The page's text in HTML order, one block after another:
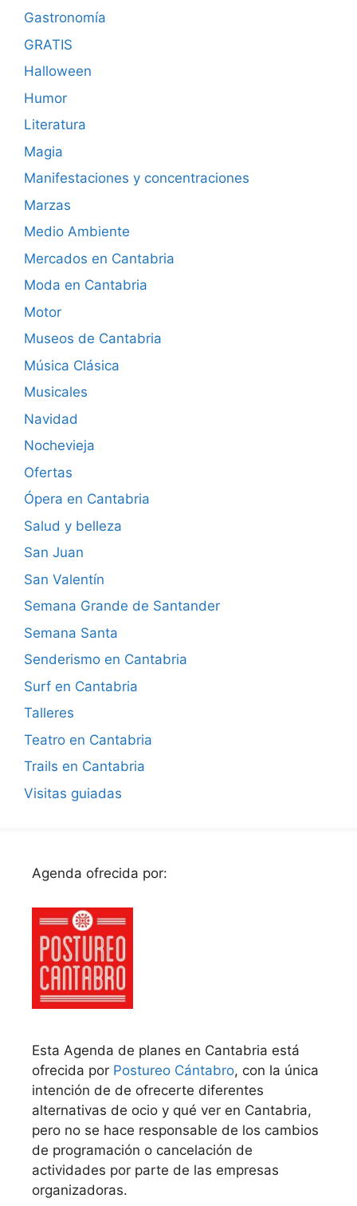
Gastronomía
GRATIS
Halloween
Humor
Literatura
Magia
Manifestaciones y concentraciones
Marzas
Medio Ambiente
Mercados en Cantabria
Moda en Cantabria
Motor
Museos de Cantabria
Música Clásica
Musicales
Navidad
Nochevieja
Ofertas
Ópera en Cantabria
Salud y belleza
San Juan
San Valentín
Semana Grande de Santander
Semana Santa
Senderismo en Cantabria
Surf en Cantabria
Talleres
Teatro en Cantabria
Trails en Cantabria
Visitas guiadas
Agenda ofrecida por:
Esta Agenda de planes en Cantabria está
ofrecida por Postureo Cántabro, con la única
intención de de ofrecerte diferentes
alternativas de ocio y qué ver en Cantabria,
pero no se hace responsable de los cambios
de programación o cancelación de
actividades por parte de las empresas
organizadoras.